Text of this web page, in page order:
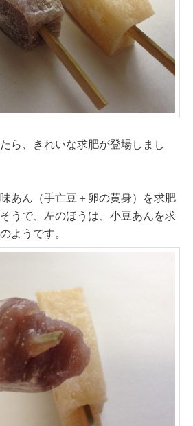
ら、きれいな求肥が登場しまし
あん（手亡豆＋卵の黄身）を求肥
うで、左のほうは、小豆あんを求
ようです。